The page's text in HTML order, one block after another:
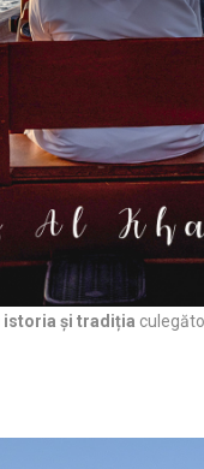
istoria și tradiția